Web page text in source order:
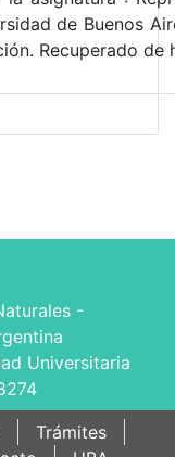
de Buenos
Recuperado de
-
Universitaria
Trámites